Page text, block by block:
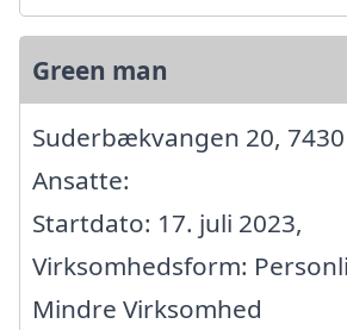
Green man
Suderbækvangen 20,
Ansatte:
Startdato: 17. juli 2023,
Virksomhedsform:
Mindre Virksomhed